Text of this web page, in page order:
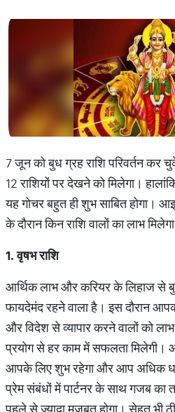
7 जून को बुध ग्रह राशि परिवर्तन कर
12 राशियों पर देखने को मिलेगा।
यह गोचर बहुत ही शुभ साबित होगा।
के दौरान किन राशि वालों का लाभ
1.वृषभराशि
आर्थिक लाभ और करियर के लिहाज से
फायदेमंद रहने वाला है। इस दौरान
और विदेश से व्यापार करने वालों को
प्रयोग से हर काम में सफलता मिलेगी।
आपके लिए शुभ रहेगा और आप अधिक
प्रेम संबंधों में पार्टनर के साथ गजब का